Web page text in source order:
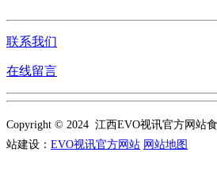
联系我们
在线留言
Copyright © 2024 江西EVO视讯官方网站
站建设： EVO视讯官方网站 网站地图